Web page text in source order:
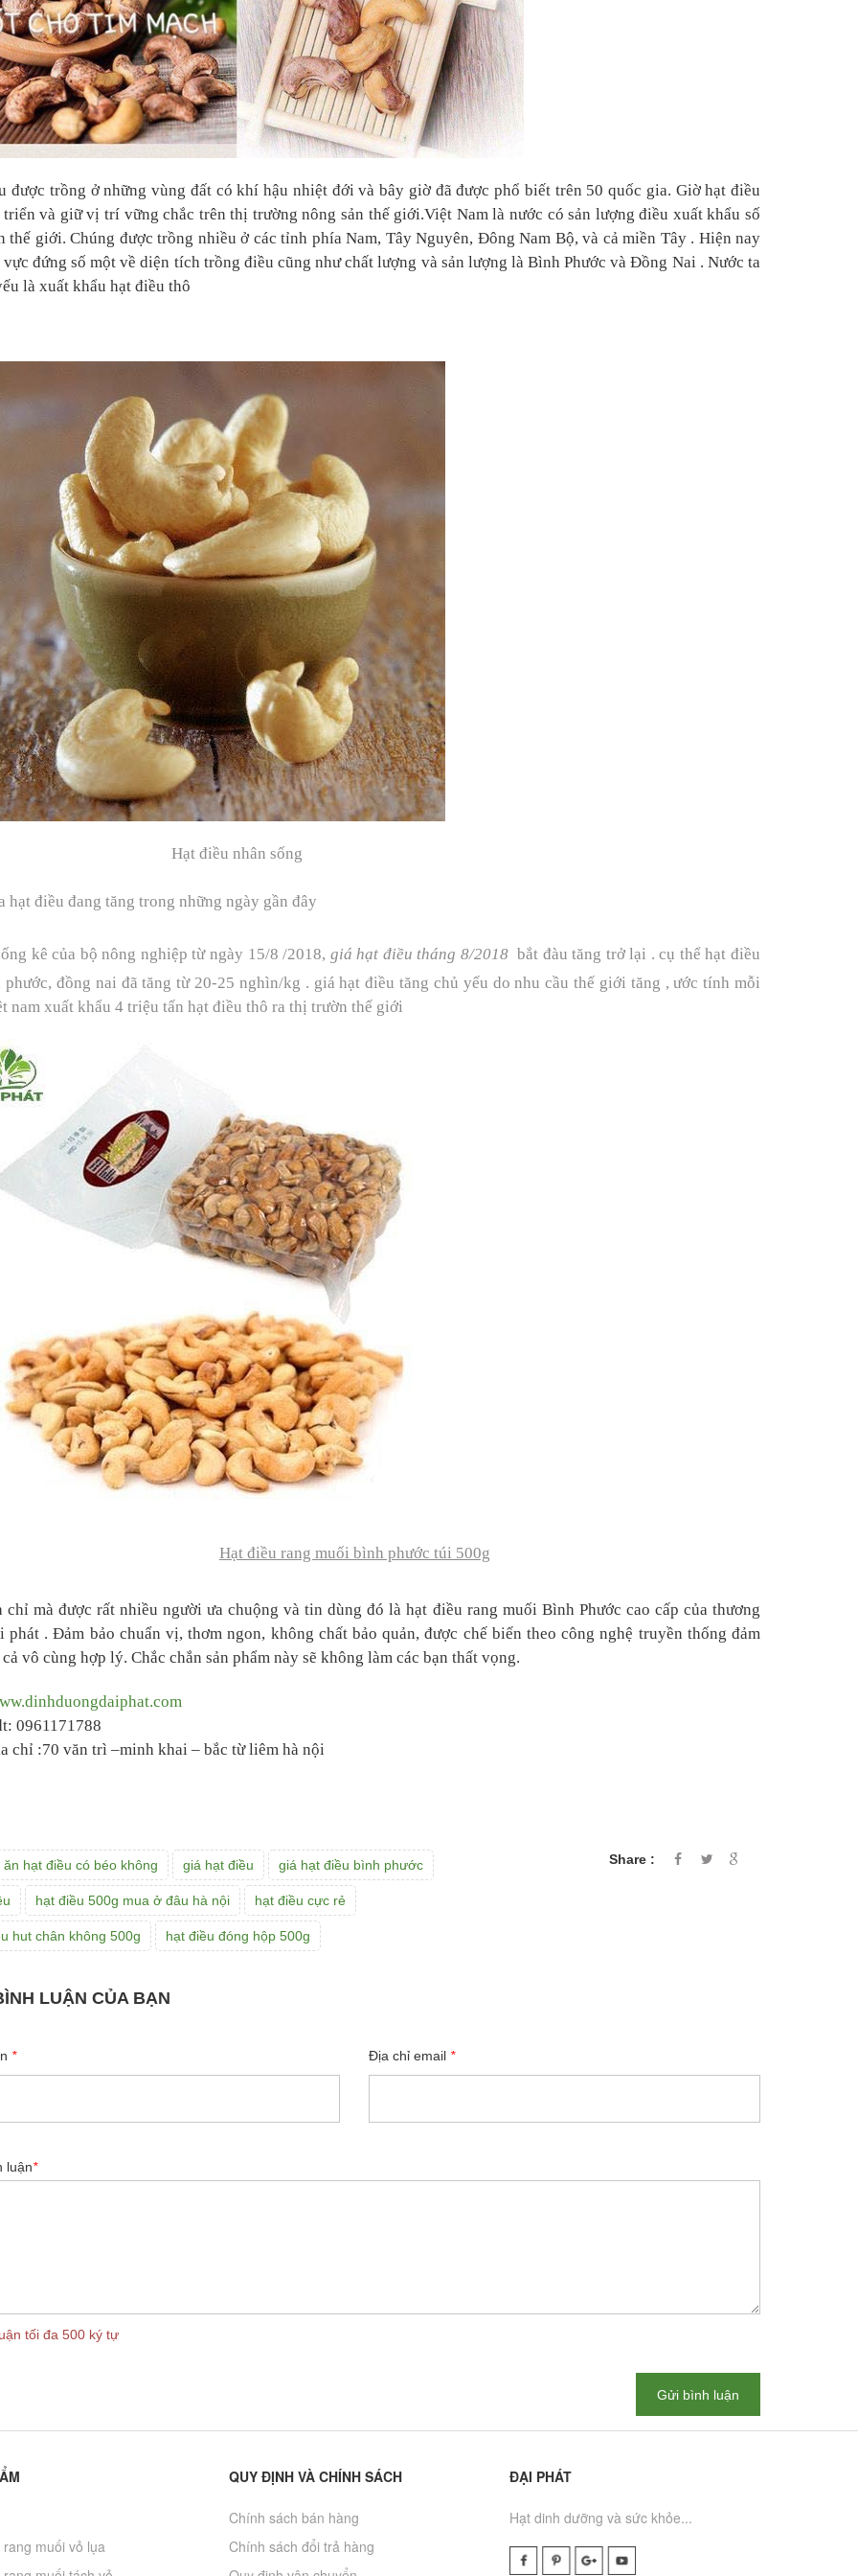
ngon. Tuy...
chúng tôi nhận được...
được trồng ở những vùng đất có khí hậu nhiệt đới và bây giờ đã được phổ biết trên 50 quốc gia. Giờ hạt điều
triển và giữ vị trí vững chắc trên thị trường nông sản thế giới.Việt Nam là nước có sản lượng điều xuất khẩu số
thế giới. Chúng được trồng nhiều ở các tỉnh phía Nam, Tây Nguyên, Đông Nam Bộ, và cả miền Tây . Hiện nay
đứng số một về diện tích trồng điều cũng như chất lượng và sản lượng là Bình Phước và Đồng Nai . Nước ta
là xuất khẩu hạt điều thô
điều nhân sống
hạt điều đang tăng trong những ngày gần đây
kê của bộ nông nghiệp từ ngày 15/8 /2018, giá hạt điều tháng 8/2018bắt đàu tăng trở lại . cụ thể hạt điều
đồng nai đã tăng từ 20-25 nghìn/kg . giá hạt điều tăng chủ yếu do nhu cầu thế giới tăng , ước tính mỗi
nam xuất khẩu 4 triệu tấn hạt điều thô ra thị trườn thế giới
Hạt điều rang muối bình phước túi 500g
chỉ mà được rất nhiều người ưa chuộng và tin dùng đó là hạt điều rang muối Bình Phước cao cấp của thương
phát . Đảm bảo chuẩn vị, thơm ngon, không chất bảo quản, được chế biến theo công nghệ truyền thống đảm
vô cùng hợp lý. Chắc chắn sản phẩm này sẽ không làm các bạn thất vọng.
0961171788
chỉ :70 văn trì –minh khai – bắc từ liêm hà nội
ăn hạt điều có béo không giá hạt điều giá hạt điều bình phước
hạt điều 500g mua ở đâu hà nội hạt điều cực rẻ
hut chân không 500g hạt điều đóng hộp 500g
Share :
LUẬN CỦA BẠN
* Địa chỉ email *
luận*
tối đa 500 ký tự
Gửi bình luận
muối vỏ lụa
QUY ĐỊNH VÀ CHÍNH SÁCH
Chính sách bán hàng
Chính sách đổi trả hàng
ĐẠI PHÁT
Hạt dinh dưỡng và sức khỏe...